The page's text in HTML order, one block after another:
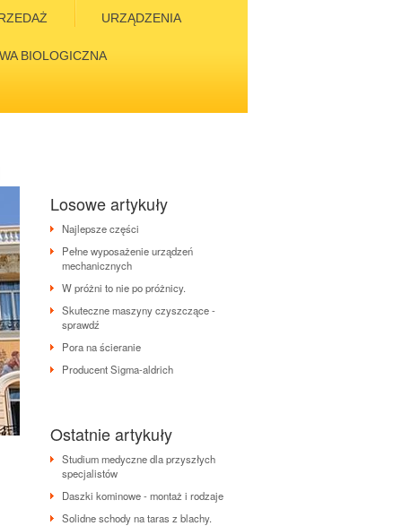
URZĄDZENIA
BIOLOGICZNA
Losowe artykuły
Najlepsze części
Pełne wyposażenie urządzeń
mechanicznych
W próżni to nie po próżnicy.
Skuteczne maszyny czyszczące -
sprawdź
Pora na ścieranie
Producent Sigma-aldrich
Ostatnie artykuły
Studium medyczne dla przyszłych
specjalistów
Daszki kominowe - montaż i rodzaje
Solidne schody na taras z blachy.